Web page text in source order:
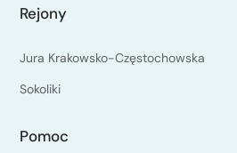
Rejony
Jura Krakowsko-Częstochowska
Sokoliki
Pomoc